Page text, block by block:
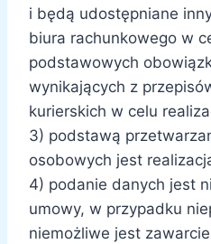
i będą udostępniane
biura rachunkowego w
podstawowych
wynikających z
kurierskich w celu
3) podstawą
osobowych jest
4) podanie danych jest
umowy, w przypadku
niemożliwe jest